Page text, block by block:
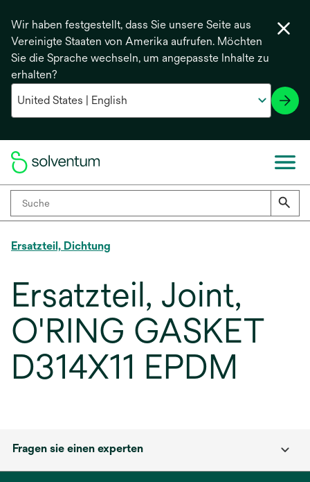
Wir haben festgestellt, dass Sie unsere Seite aus
Vereinigte Staaten von Amerika aufrufen. Möchten
Sie die Sprache wechseln, um angepasste Inhalte zu
erhalten?
Ersatzteil, Dichtung
Ersatzteil, Joint,
O'RING GASKET
D314X11 EPDM
Fragen sie einen experten